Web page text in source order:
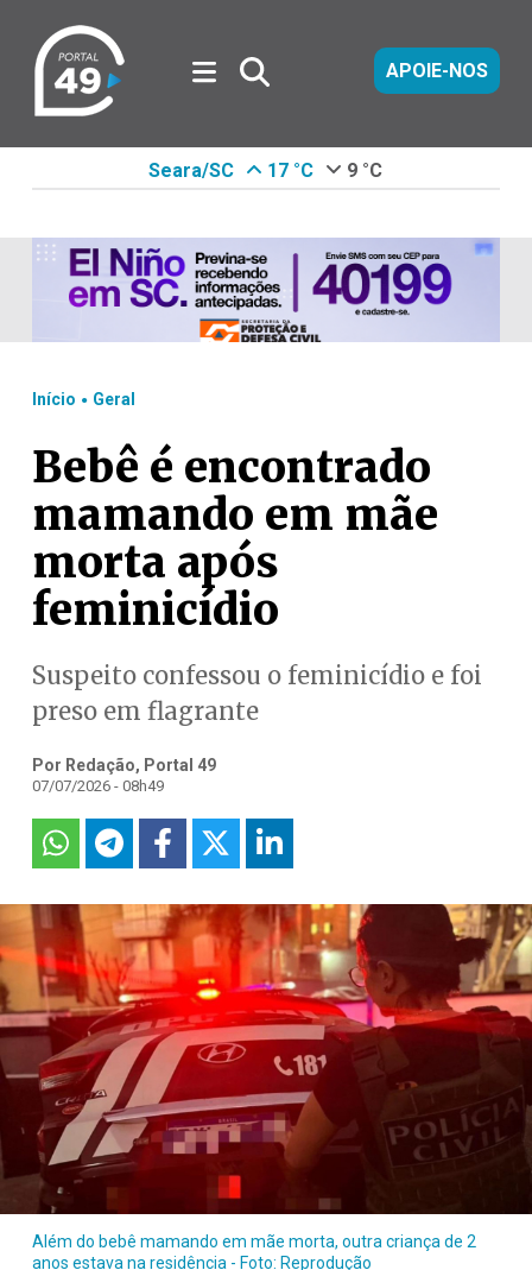
APOIE-NOS
Seara/SC 17 °C 9 °C
Início . Geral
Bebê é encontrado
mamando em mãe
morta após
feminicídio
Suspeito confessou o feminicídio e foi
preso em flagrante
Por Redação, Portal 49
07/07/2026 - 08h49
Além do bebê mamando em mãe morta, outra criança de 2
anos estava na residência - Foto: Reprodução